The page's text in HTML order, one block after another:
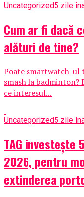
Uncategorized5 zile
Cum ar fi dacă
alături de tine?
Poate smartwatch-ul
smash la badminton?
ce interesul...
Uncategorized5 zile
TAG
2026, pentru
extinderea